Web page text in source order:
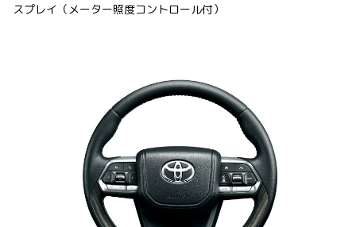
スプレイ（メーター照度コントロール付）